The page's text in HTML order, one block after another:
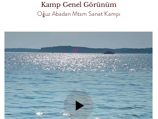
Kamp Genel Görünüm
Oğuz Abadan Mtsm Sanat Kampı